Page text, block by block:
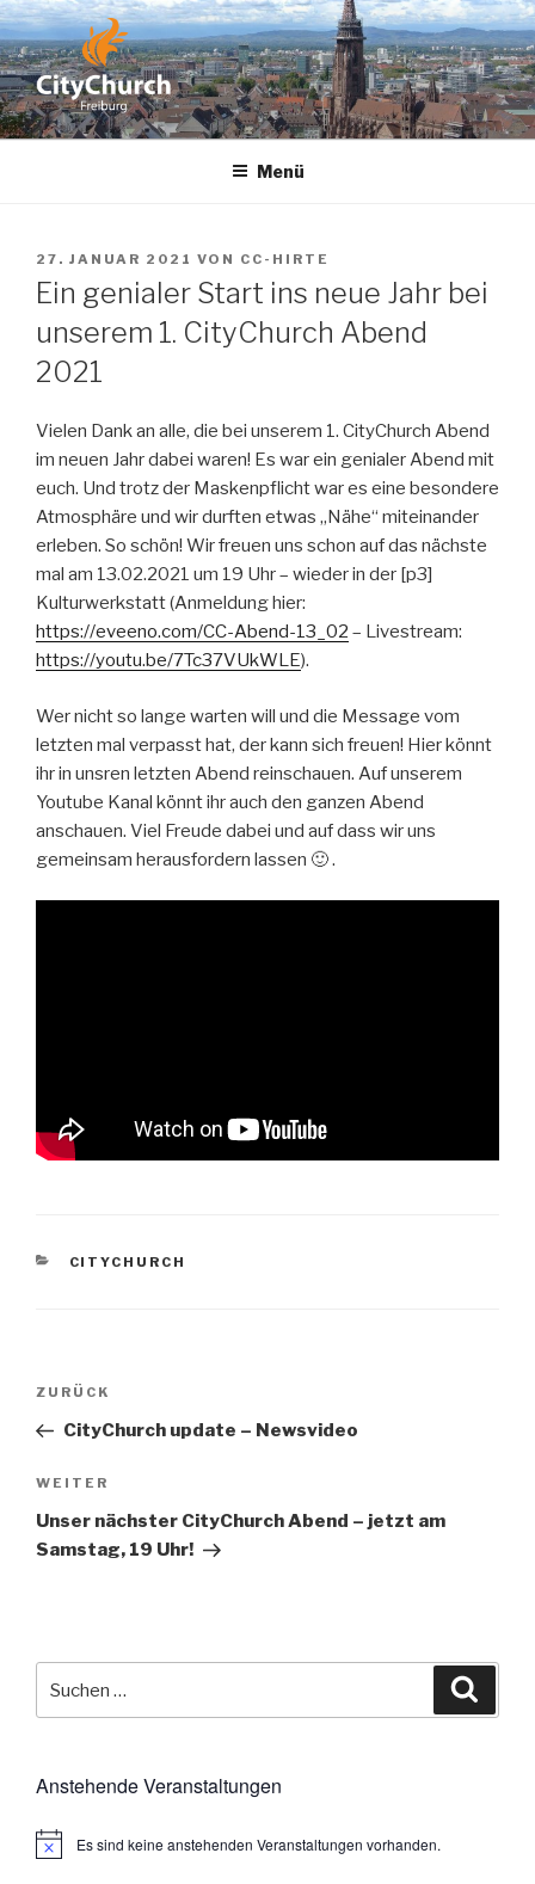
Zum
Inhalt
springen
CITYCHURCH FREIBURG
Menü
VERÖFFENTLICHT
AM
27. JANUAR 2021 VON CC-HIRTE
Ein genialer Start ins neue Jahr bei
unserem 1. CityChurch Abend
2021
Vielen Dank an alle, die bei unserem 1. CityChurch Abend
im neuen Jahr dabei waren! Es war ein genialer Abend mit
euch. Und trotz der Maskenpflicht war es eine besondere
Atmosphäre und wir durften etwas „Nähe“ miteinander
erleben. So schön! Wir freuen uns schon auf das nächste
mal am 13.02.2021 um 19 Uhr – wieder in der [p3]
Kulturwerkstatt (Anmeldung hier:
https://eveeno.com/CC-Abend-13_02 – Livestream:
https://youtu.be/7Tc37VUkWLE).
Wer nicht so lange warten will und die Message vom
letzten mal verpasst hat, der kann sich freuen! Hier könnt
ihr in unsren letzten Abend reinschauen. Auf unserem
Youtube Kanal könnt ihr auch den ganzen Abend
anschauen. Viel Freude dabei und auf dass wir uns
gemeinsam herausfordern lassen 🙂 .
KATEGORIEN
CITYCHURCH
Beitragsnavigation
Vorheriger
Beitrag
ZURÜCK
CityChurch update – Newsvideo
Nächster
Beitrag
WEITER
Unser nächster CityChurch Abend – jetzt am
Samstag, 19 Uhr!
Anstehende Veranstaltungen
Es sind keine anstehenden Veranstaltungen vorhanden.